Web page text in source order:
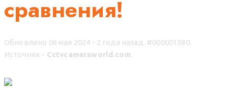
сравнения!
Обновлено 06 мая 2024 - 2 года назад. #000001580.
Источник - Cctvcameraworld.com.